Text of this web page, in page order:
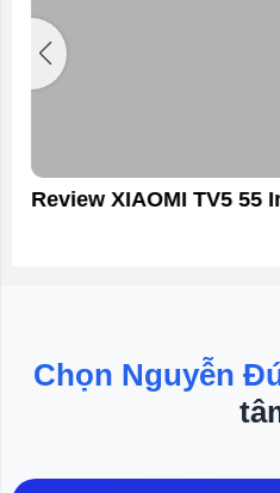
Review XIAOMI TV5 55
Chọn Nguyễn